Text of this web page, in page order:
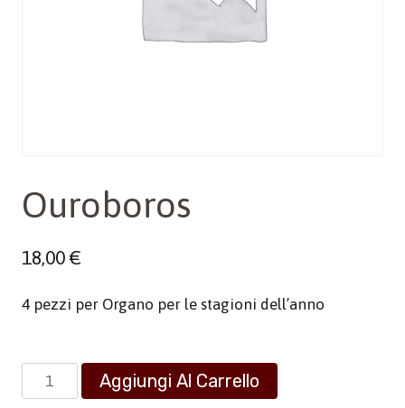
Ouroboros
18,00€
4 pezzi per Organo per le stagioni dell’anno
Ouroboros
quantità
Aggiungi Al Carrello